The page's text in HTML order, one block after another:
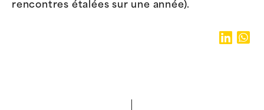
rencontres étalées sur une année).